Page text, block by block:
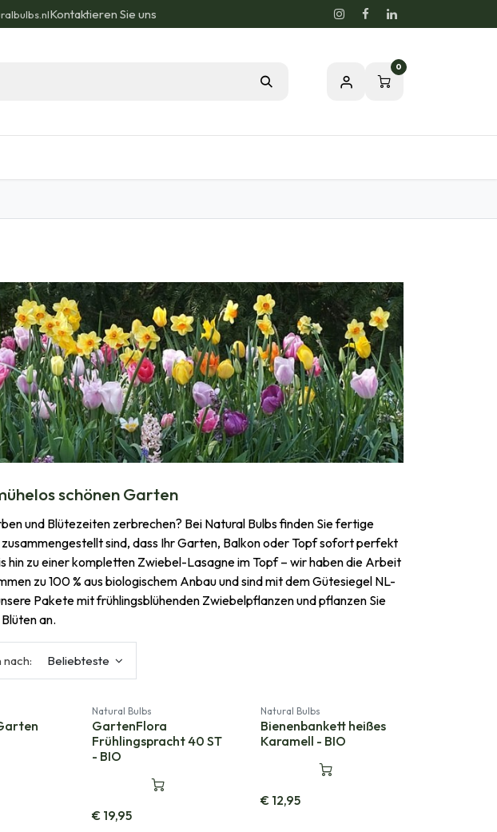
Kontaktieren Sie uns
0
schönen Garten
und Blütezeiten zerbrechen? Bei Natural Bulbs finden Sie fertige
sind, dass Ihr Garten, Balkon oder Topf sofort perfekt
hin zu einer kompletten Zwiebel-Lasagne im Topf – wir haben die Arbeit
zu 100 % aus biologischem Anbau und sind mit dem Gütesiegel NL-
Pakete mit frühlingsblühenden Zwiebelpflanzen und pflanzen Sie
an.
Beliebteste
Natural Bulbs
GartenFlora
Frühlingspracht 40 ST
- BIO
€ 19,95
Natural Bulbs
Bienenbankett heißes
Karamell - BIO
€ 12,95